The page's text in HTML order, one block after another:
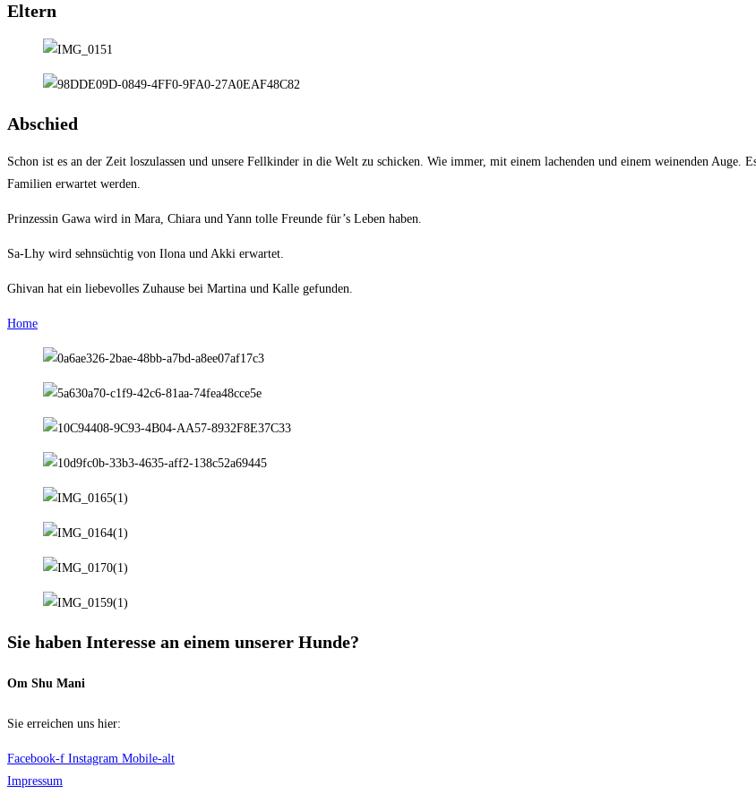
Eltern
Abschied
Schon ist es an der Zeit loszulassen und unsere Fellkinder in die Welt zu schicken. Wie immer, mit einem lachenden und einem weinenden Auge.
Familien erwartet werden.
Prinzessin Gawa wird in Mara, Chiara und Yann tolle Freunde für’s Leben haben.
Sa-Lhy wird sehnsüchtig von Ilona und Akki erwartet.
Ghivan hat ein liebevolles Zuhause bei Martina und Kalle gefunden.
Home
Sie haben Interesse an einem unserer Hunde?
Om Shu Mani
Sie erreichen uns hier:
Facebook-f Instagram Mobile-alt
Impressum